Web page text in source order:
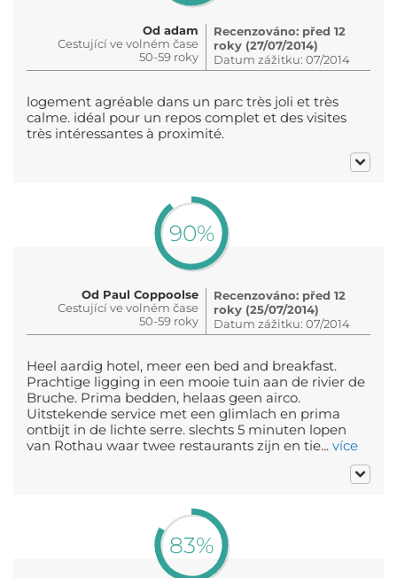
Od adam
Cestující ve volném čase
50-59 roky
Recenzováno: před 12
roky (27/07/2014)
Datum zážitku: 07/2014
logement agréable dans un parc très joli et très
calme. idéal pour un repos complet et des visites
très intéressantes à proximité.
90%
Od Paul Coppoolse
Cestující ve volném čase
50-59 roky
Recenzováno: před 12
roky (25/07/2014)
Datum zážitku: 07/2014
Heel aardig hotel, meer een bed and breakfast.
Prachtige ligging in een mooie tuin aan de rivier de
Bruche. Prima bedden, helaas geen airco.
Uitstekende service met een glimlach en prima
ontbijt in de lichte serre. slechts 5 minuten lopen
van Rothau waar twee restaurants zijn en tie... více
83%